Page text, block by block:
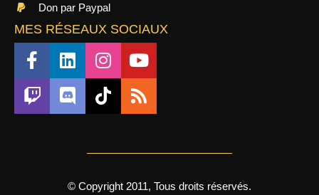
Don par Paypal
MES RÉSEAUX SOCIAUX
© Copyright 2011, Tous droits réservés.